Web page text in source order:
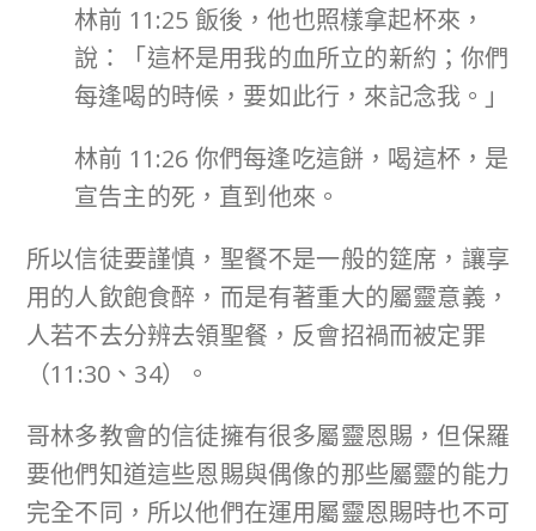
林前 11:25 飯後，他也照樣拿起杯來，
說：「這杯是用我的血所立的新約；你們
每逢喝的時候，要如此行，來記念我。」
林前 11:26 你們每逢吃這餅，喝這杯，是
宣告主的死，直到他來。
所以信徒要謹慎，聖餐不是一般的筵席，讓享
用的人飲飽食醉，而是有著重大的屬靈意義，
人若不去分辨去領聖餐，反會招禍而被定罪
（11:30、34）。
哥林多教會的信徒擁有很多屬靈恩賜，但保羅
要他們知道這些恩賜與偶像的那些屬靈的能力
完全不同，所以他們在運用屬靈恩賜時也不可